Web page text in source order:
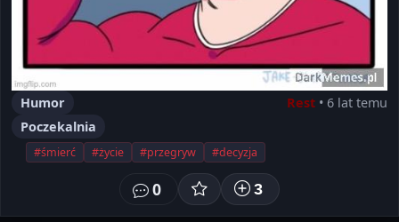
Humor Rest • 6 lat temu
Poczekalnia
#śmierć #życie #przegryw #decyzja
0 3